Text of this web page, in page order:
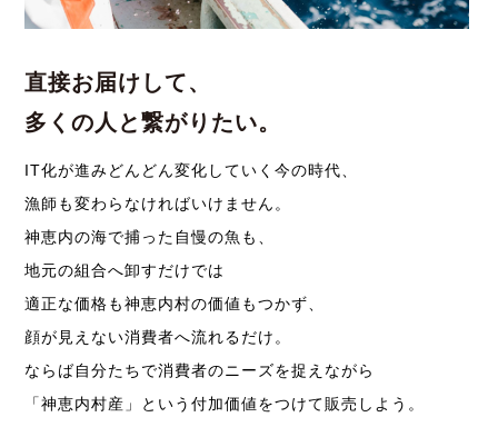
直接お届けして、
多くの人と繋がりたい。
IT化が進みどんどん変化していく今の時代、
漁師も変わらなければいけません。
神恵内の海で捕った自慢の魚も、
地元の組合へ卸すだけでは
適正な価格も神恵内村の価値もつかず、
顔が見えない消費者へ流れるだけ。
ならば自分たちで消費者のニーズを捉えながら
「神恵内村産」という付加価値をつけて販売しよう。